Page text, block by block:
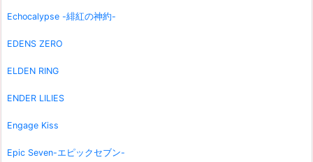
Echocalypse -緋紅の神約-
EDENS ZERO
ELDEN RING
ENDER LILIES
Engage Kiss
Epic Seven-エピックセブン-